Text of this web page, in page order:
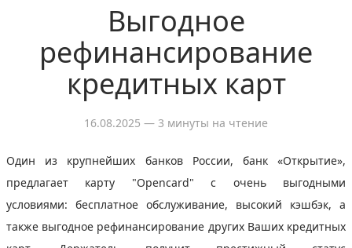
Выгодное
рефинансирование
кредитных карт
16.08.2025 — 3 минуты на чтение
Один из крупнейших банков Росcии, банк «Открытие»,
предлагает карту "Opencard" с очень выгодными
условиями: бесплатное обслуживание, высокий кэшбэк, а
также выгодное рефинансирование других Ваших кредитных